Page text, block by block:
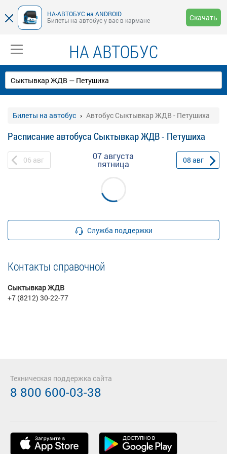
НА-АВТОБУС на ANDROID
Билеты на автобус у вас в кармане
Скачать
НА АВТОБУС
Билеты на автобус Автобус Сыктывкар ЖДВ - Петушиха
Расписание автобуса Сыктывкар ЖДВ - Петушиха
06 авг 07 августа
пятница 08 авг
Служба поддержки
Контакты справочной
Сыктывкар ЖДВ
+7 (8212) 30-22-77
Техническая поддержка сайта
8 800 600-03-38